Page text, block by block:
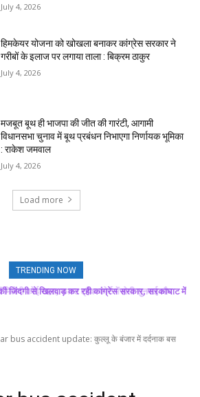
July 4, 2026
हिमकेयर योजना को खोखला बनाकर कांग्रेस सरकार ने
गरीबों के इलाज पर लगाया ताला : बिक्रम ठाकुर
July 4, 2026
मजबूत बूथ ही भाजपा की जीत की गारंटी, आगामी
विधानसभा चुनाव में बूथ प्रबंधन निभाएगा निर्णायक भूमिका
: राकेश जमवाल
July 4, 2026
Load more